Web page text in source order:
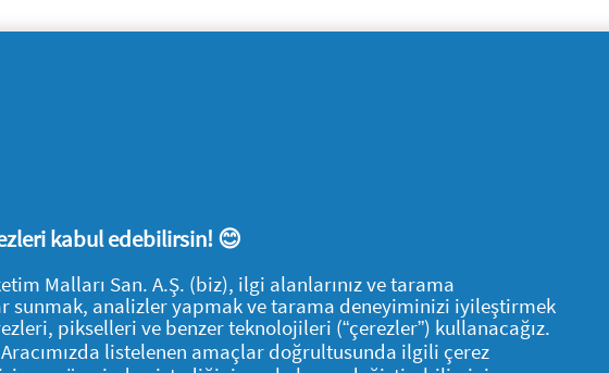
Bizi takip edin
kabul edebilirsin! 😊
Malları San. A.Ş. (biz), ilgi alanlarınız ve tarama
sunmak, analizler yapmak ve tarama deneyiminizi iyileştirmek
pikselleri ve benzer teknolojileri (“çerezler”) kullanacağız.
listelenen amaçlar doğrultusunda ilgili çerez